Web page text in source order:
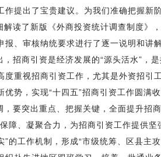
作提出了宝贵建议。为我们准确把握新
解读了新版《外商投资统计调查制度》
报、审核纳统要求进行了逐一说明和讲
，招商引资是经济发展的“源头活水”，
度重视招商引资工作，尤其是外资招引
优势，实现“十四五”招商引资工作圆满收
，要突出重点、把握关键，全面提升招
障、凝聚合力，为招商引资工作提供
”的工作机制，形成“市级统筹、区县主